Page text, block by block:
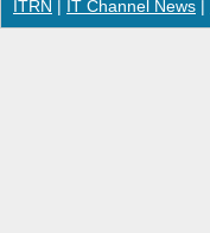
ITRN IT Channel News